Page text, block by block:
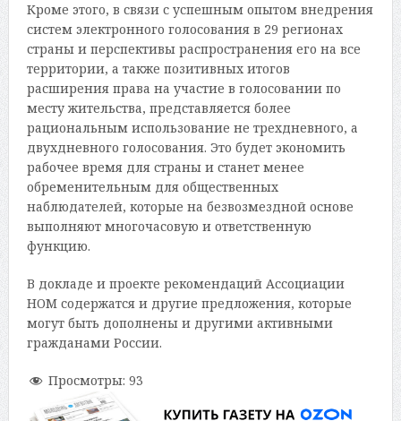
Кроме этого, в связи с успешным опытом внедрения
систем электронного голосования в 29 регионах
страны и перспективы распространения его на все
территории, а также позитивных итогов
расширения права на участие в голосовании по
месту жительства, представляется более
рациональным использование не трехдневного, а
двухдневного голосования. Это будет экономить
рабочее время для страны и станет менее
обременительным для общественных
наблюдателей, которые на безвозмездной основе
выполняют многочасовую и ответственную
функцию.
В докладе и проекте рекомендаций Ассоциации
НОМ содержатся и другие предложения, которые
могут быть дополнены и другими активными
гражданами России.
Просмотры: 93